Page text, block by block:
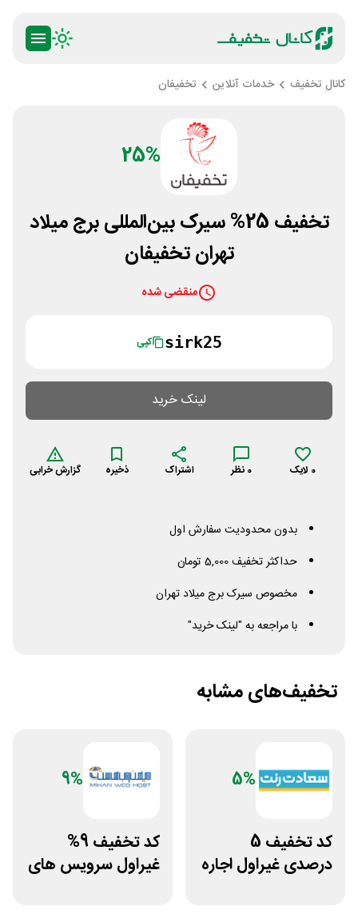
کانال تخفیف خدمات آنلاین تخفیفان
25%
تخفیف 25% سیرک بین‌المللی برج میلاد
تهران تخفیفان
منقضی شده
sirk25 کپی
لینک خرید
0 لایک 0 نظر اشتراک ذخیره گزارش خرابی
بدون محدودیت سفارش اول
حداکثر تخفیف 5,000 تومان
مخصوص سیرک برج میلاد تهران
با مراجعه به "لینک خرید"
تخفیف‌های مشابه
5%
کد تخفیف 5
درصدی غیراول اجاره
9%
کد تخفیف 9%
غیراول سرویس های